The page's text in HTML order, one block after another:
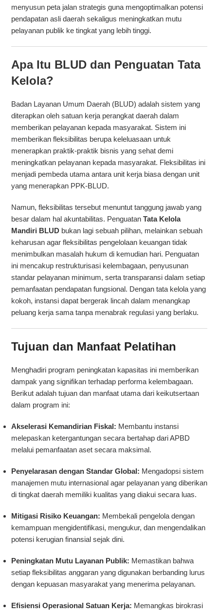
menyusun peta jalan strategis guna mengoptimalkan potensi
pendapatan asli daerah sekaligus meningkatkan mutu
pelayanan publik ke tingkat yang lebih tinggi.
Apa Itu BLUD dan Penguatan Tata
Kelola?
Badan Layanan Umum Daerah (BLUD) adalah sistem yang
diterapkan oleh satuan kerja perangkat daerah dalam
memberikan pelayanan kepada masyarakat. Sistem ini
memberikan fleksibilitas berupa keleluasaan untuk
menerapkan praktik-praktik bisnis yang sehat demi
meningkatkan pelayanan kepada masyarakat. Fleksibilitas ini
menjadi pembeda utama antara unit kerja biasa dengan unit
yang menerapkan PPK-BLUD.
Namun, fleksibilitas tersebut menuntut tanggung jawab yang
besar dalam hal akuntabilitas. Penguatan Tata Kelola
Mandiri BLUDbukan lagi sebuah pilihan, melainkan sebuah
keharusan agar fleksibilitas pengelolaan keuangan tidak
menimbulkan masalah hukum di kemudian hari. Penguatan
ini mencakup restrukturisasi kelembagaan, penyusunan
standar pelayanan minimum, serta transparansi dalam setiap
pemanfaatan pendapatan fungsional. Dengan tata kelola yang
kokoh, instansi dapat bergerak lincah dalam menangkap
peluang kerja sama tanpa menabrak regulasi yang berlaku.
Tujuan dan Manfaat Pelatihan
Menghadiri program peningkatan kapasitas ini memberikan
dampak yang signifikan terhadap performa kelembagaan.
Berikut adalah tujuan dan manfaat utama dari keikutsertaan
dalam program ini:
Akselerasi Kemandirian Fiskal: Membantu instansi
melepaskan ketergantungan secara bertahap dari APBD
melalui pemanfaatan aset secara maksimal.
Penyelarasan dengan Standar Global: Mengadopsi sistem
manajemen mutu internasional agar pelayanan yang diberikan
di tingkat daerah memiliki kualitas yang diakui secara luas.
Mitigasi Risiko Keuangan: Membekali pengelola dengan
kemampuan mengidentifikasi, mengukur, dan mengendalikan
potensi kerugian finansial sejak dini.
Peningkatan Mutu Layanan Publik: Memastikan bahwa
setiap fleksibilitas anggaran yang digunakan berbanding lurus
dengan kepuasan masyarakat yang menerima pelayanan.
Efisiensi Operasional Satuan Kerja: Memangkas birokrasi